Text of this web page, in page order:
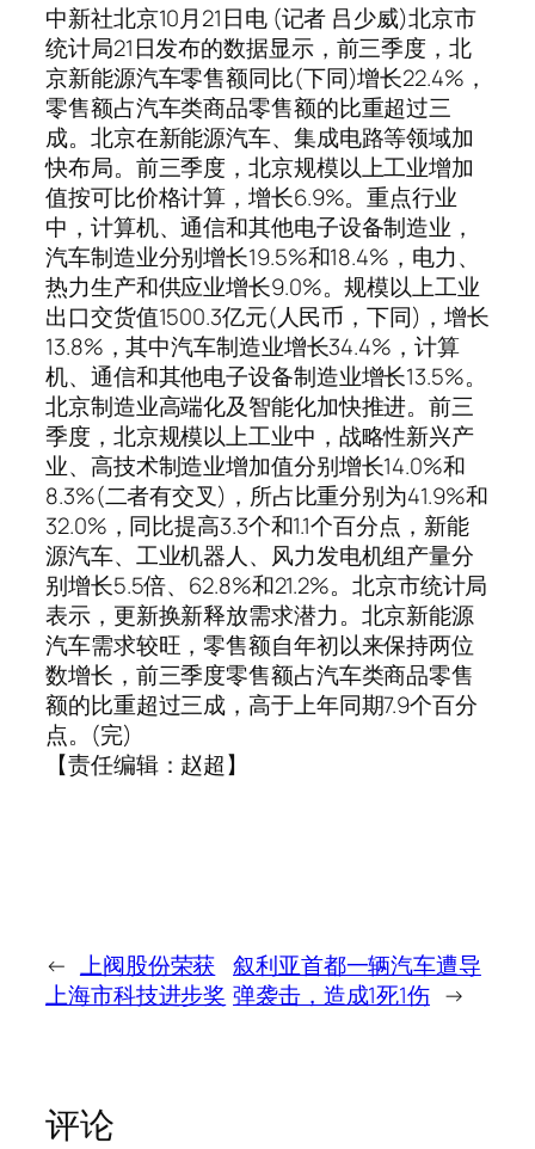
中新社北京10月21日电 (记者 吕少威)北京市
统计局21日发布的数据显示，前三季度，北
京新能源汽车零售额同比(下同)增长22.4%，
零售额占汽车类商品零售额的比重超过三
成。北京在新能源汽车、集成电路等领域加
快布局。前三季度，北京规模以上工业增加
值按可比价格计算，增长6.9%。重点行业
中，计算机、通信和其他电子设备制造业，
汽车制造业分别增长19.5%和18.4%，电力、
热力生产和供应业增长9.0%。规模以上工业
出口交货值1500.3亿元(人民币，下同)，增长
13.8%，其中汽车制造业增长34.4%，计算
机、通信和其他电子设备制造业增长13.5%。
北京制造业高端化及智能化加快推进。前三
季度，北京规模以上工业中，战略性新兴产
业、高技术制造业增加值分别增长14.0%和
8.3%(二者有交叉)，所占比重分别为41.9%和
32.0%，同比提高3.3个和1.1个百分点，新能
源汽车、工业机器人、风力发电机组产量分
别增长5.5倍、62.8%和21.2%。北京市统计局
表示，更新换新释放需求潜力。北京新能源
汽车需求较旺，零售额自年初以来保持两位
数增长，前三季度零售额占汽车类商品零售
额的比重超过三成，高于上年同期7.9个百分
点。(完)
【责任编辑：赵超】
← 上阀股份荣获
上海市科技进步奖
叙利亚首都一辆汽车遭导
弹袭击，造成1死1伤 →
评论